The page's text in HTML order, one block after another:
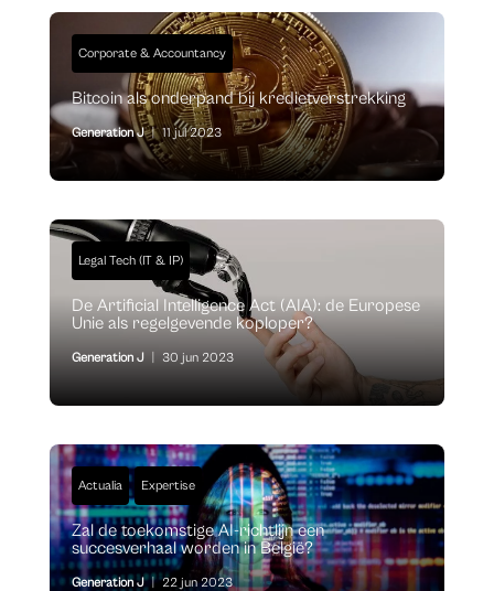
Corporate & Accountancy
Bitcoin als onderpand bij kredietverstrekking
Generation J | 11 jul 2023
Legal Tech (IT & IP)
De Artificial Intelligence Act (AIA): de Europese
Unie als regelgevende koploper?
Generation J 30 jun 2023
Actualia Expertise
Zal de toekomstige AI-richtlijn een
succesverhaal worden in België?
Generation J | 22 jun 2023